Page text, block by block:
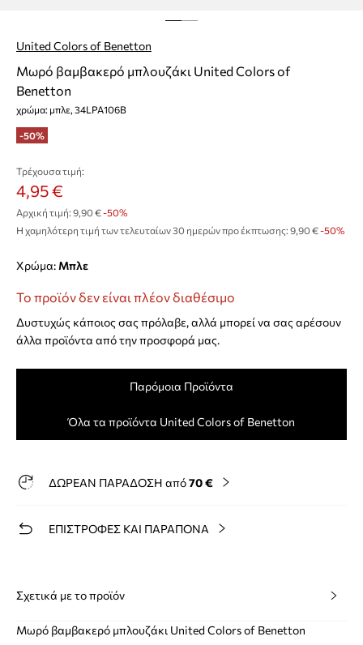
United Colors of Benetton
Μωρό βαμβακερό μπλουζάκι United Colors of
Benetton
χρώμα: μπλε, 34LPA106B
-50%
Τρέχουσα τιμή:
4,95 €
Αρχική τιμή: 9,90 €-50%
Η χαμηλότερη τιμή των τελευταίων 30 ημερών προ έκπτωσης: 9,90 € -50%
Χρώμα: μπλε
Το προϊόν δεν είναι πλέον διαθέσιμο
Δυστυχώς κάποιος σας πρόλαβε, αλλά μπορεί να σας αρέσουν
άλλα προϊόντα από την προσφορά μας.
Παρόμοια Προϊόντα
Όλα τα προϊόντα United Colors of Benetton
ΔΩΡΕΑΝ ΠΑΡΑΔΟΣΗ από70 €
ΕΠΙΣΤΡΟΦΕΣ ΚΑΙ ΠΑΡΑΠΟΝΑ
Σχετικά με το προϊόν
Μωρό βαμβακερό μπλουζάκι United Colors of Benetton